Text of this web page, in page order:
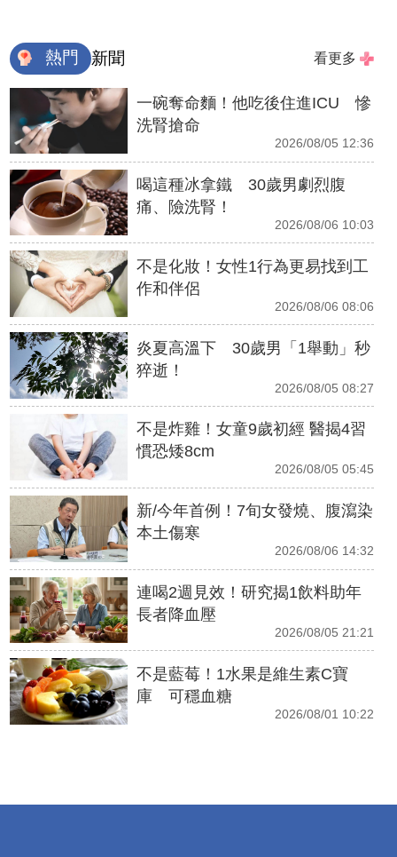
熱門 新聞 看更多
一碗奪命麵！他吃後住進ICU 慘
洗腎搶命
2026/08/05 12:36
喝這種冰拿鐵 30歲男劇烈腹
痛、險洗腎！
2026/08/06 10:03
不是化妝！女性1行為更易找到工
作和伴侶
2026/08/06 08:06
炎夏高溫下 30歲男「1舉動」秒
猝逝！
2026/08/05 08:27
不是炸雞！女童9歲初經 醫揭4習
慣恐矮8cm
2026/08/05 05:45
新/今年首例！7旬女發燒、腹瀉染
本土傷寒
2026/08/06 14:32
連喝2週見效！研究揭1飲料助年
長者降血壓
2026/08/05 21:21
不是藍莓！1水果是維生素C寶
庫 可穩血糖
2026/08/01 10:22